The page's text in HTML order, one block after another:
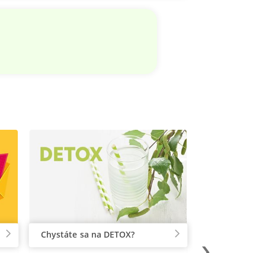
Chystáte sa na DETOX?